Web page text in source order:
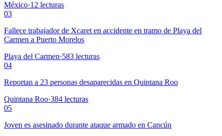
México·12 lecturas
03
Fallece trabajador de Xcaret en accidente en tramo de Playa del
Carmen a Puerto Morelos
Playa del Carmen·583 lecturas
04
Reportan a 23 personas desaparecidas en Quintana Roo
Quintana Roo·384 lecturas
05
Joven es asesinado durante ataque armado en Cancún